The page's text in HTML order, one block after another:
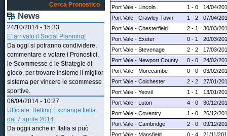
Port Vale - Lincoln
1 - 0
14/04/
Port Vale - Crawley Town
1 - 2
07/04/
Port Vale - Chesterfield
2 - 1
30/03/
Port Vale - Exeter
0 - 1
20/03/
Port Vale - Stevenage
2 - 2
17/03/
Port Vale - Newport County
0 - 0
24/02/
Port Vale - Morecambe
0 - 0
03/02/
Port Vale - Colchester
2 - 2
27/01/
Port Vale - Yeovil
1 - 1
13/01/
Port Vale - Luton
4 - 0
30/12/
Port Vale - Coventry
1 - 0
26/12/
Port Vale - Cambridge
2 - 0
09/12/
Port Vale - Mansfield
0 - 4
21/11/
Cerca Pronostico
News
24/10/2014 - 15:33
E' arrivato il Social Planning!
Da oggi si potranno condividere,
commentare e votare i Pronostici,
le Scommesse e le Strategie di
gioco, per trovare insieme il miglior
sistema per vincere le scommesse
sportive.
06/04/2014 - 10:27
Ufficiale: Betting Exchange Italia
dal 7 aprile 2014
Da oggii anche in Italia si può